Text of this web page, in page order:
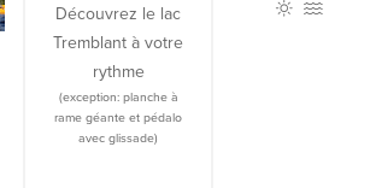
Découvrez le lac
Tremblant à votre
rythme
(exception: planche à
rame géante et pédalo
avec glissade)